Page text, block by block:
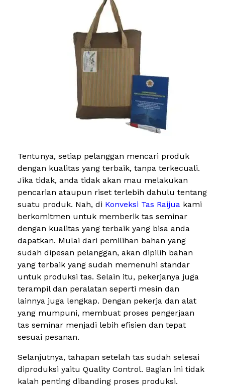
Tentunya, setiap pelanggan mencari produk
dengan kualitas yang terbaik, tanpa terkecuali.
Jika tidak, anda tidak akan mau melakukan
pencarian ataupun riset terlebih dahulu tentang
suatu produk. Nah, di Konveksi Tas Raijua kami
berkomitmen untuk memberik tas seminar
dengan kualitas yang terbaik yang bisa anda
dapatkan. Mulai dari pemilihan bahan yang
sudah dipesan pelanggan, akan dipilih bahan
yang terbaik yang sudah memenuhi standar
untuk produksi tas. Selain itu, pekerjanya juga
terampil dan peralatan seperti mesin dan
lainnya juga lengkap. Dengan pekerja dan alat
yang mumpuni, membuat proses pengerjaan
tas seminar menjadi lebih efisien dan tepat
sesuai pesanan.
Selanjutnya, tahapan setelah tas sudah selesai
diproduksi yaitu Quality Control. Bagian ini tidak
kalah penting dibanding proses produksi.